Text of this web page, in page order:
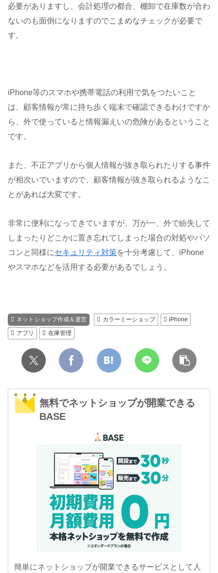
必要がありますし、会計処理の都合、棚卸で在庫数が合わ
ないのも面倒になりますのでこまめなチェックが必要で
す。
iPhone等のスマホや携帯電話の利用で気をつたいこと
は、顧客情報が常に持ち歩く端末で確認できるわけですか
ら、外で使っていると情報漏えいの危険があるということ
です。
また、不正アプリから個人情報が抜き取られたりする事件
が相次いでいますので、顧客情報が抜き取られるようなこ
とがあれば大変です。
非常に便利になってきていますが、万が一、外で紛失して
しまったりどこかに置き忘れてしまった場合の対処やパソ
コンと同様にセキュリティ対策を十分考慮して、iPhone
やスマホなどを活用する必要があるでしょう。
ネットショップ作成＆運営 カラーミーショップ
iPhone
アプリ
在庫管理
無料でネットショップが開業できる
BASE
簡単にネットショップが開業できるサービスとして人